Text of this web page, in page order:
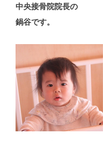
中央接骨院院長の
​鍋谷です。